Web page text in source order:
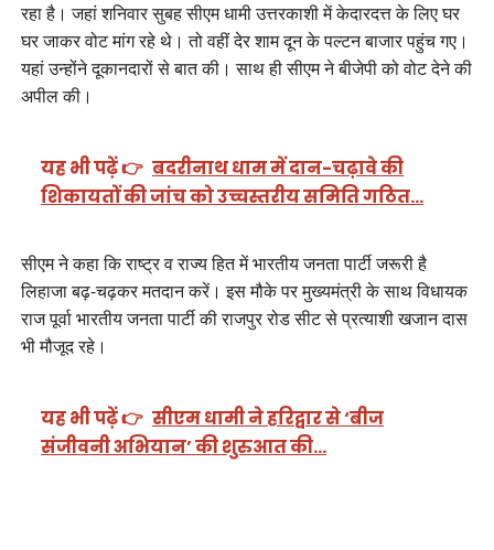
रहा है। जहां शनिवार सुबह सीएम धामी उत्तरकाशी में केदारदत्त के लिए घर
घर जाकर वोट मांग रहे थे। तो वहीं देर शाम दून के पल्टन बाजार पहुंच गए।
यहां उन्होंने दूकानदारों से बात की। साथ ही सीएम ने बीजेपी को वोट देने की
अपील की।
यह भी पढ़ें 👉 बदरीनाथ धाम में दान-चढ़ावे की
शिकायतों की जांच को उच्चस्तरीय समिति गठित…
सीएम ने कहा कि राष्ट्र व राज्य हित में भारतीय जनता पार्टी जरूरी है
लिहाजा बढ़-चढ़कर मतदान करें। इस मौके पर मुख्यमंत्री के साथ विधायक
राज पूर्वा भारतीय जनता पार्टी की राजपुर रोड सीट से प्रत्याशी खजान दास
भी मौजूद रहे।
यह भी पढ़ें 👉 सीएम धामी ने हरिद्वार से ‘बीज
संजीवनी अभियान’ की शुरुआत की…